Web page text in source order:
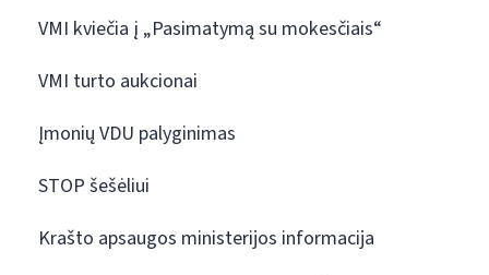
VMI kviečia į „Pasimatymą su mokesčiais“
VMI turto aukcionai
Įmonių VDU palyginimas
STOP šešėliui
Krašto apsaugos ministerijos informacija